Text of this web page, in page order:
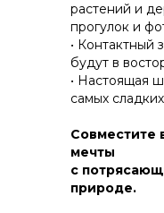
растений и
прогулок и
• Контактный
будут в
• Настоящая
самых
Совместите
мечты
с
природе.